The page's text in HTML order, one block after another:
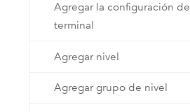
Agregar la configuración de
terminal
Agregar nivel
Agregar grupo de nivel